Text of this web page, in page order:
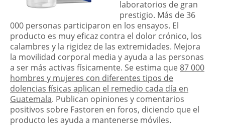
laboratorios de gran
prestigio. Más de 36
000 personas participaron en los ensayos. El
producto es muy eficaz contra el dolor crónico, los
calambres y la rigidez de las extremidades. Mejora
la movilidad corporal media y ayuda a las personas
a ser más activas físicamente. Se estima que87 000
hombres y mujeres con diferentes tipos de
dolencias físicas aplican el remedio cada día en
Guatemala. Publican opiniones y comentarios
positivos sobre Fastoren en foros, diciendo que el
producto les ayuda a mantenerse móviles.